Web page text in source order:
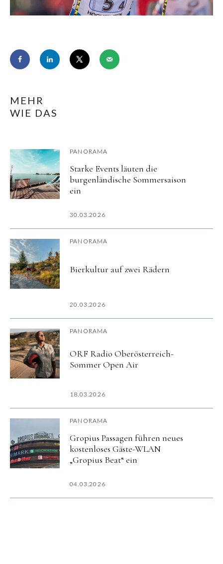
MEHR
WIE DAS
PANORAMA
Starke Events läuten die
burgenländische Sommersaison
ein
30.03.2026
PANORAMA
Bierkultur auf zwei Rädern
20.03.2026
PANORAMA
ORF Radio Oberösterreich-
Sommer Open Air
18.03.2026
PANORAMA
Gropius Passagen führen neues
kostenloses Gäste-WLAN
„Gropius Beat“ ein
04.03.2026